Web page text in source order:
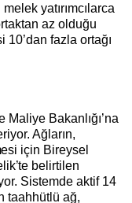
yatırımcılarca
az olduğu
10’dan fazla ortağı
Maliye Bakanlığı’na
Ağların,
için Bireysel
belirtilen
Sistemde aktif 14
taahhütlü ağ,